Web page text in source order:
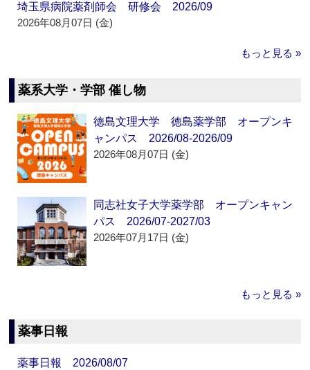
埼玉県病院薬剤師会 研修会 2026/09
2026年08月07日 (金)
もっと見る »
薬系大学・学部 催し物
徳島文理大学 徳島薬学部 オープンキ
ャンパス 2026/08-2026/09
2026年08月07日 (金)
同志社女子大学薬学部 オープンキャン
パス 2026/07-2027/03
2026年07月17日 (金)
もっと見る »
薬事日報
薬事日報 2026/08/07